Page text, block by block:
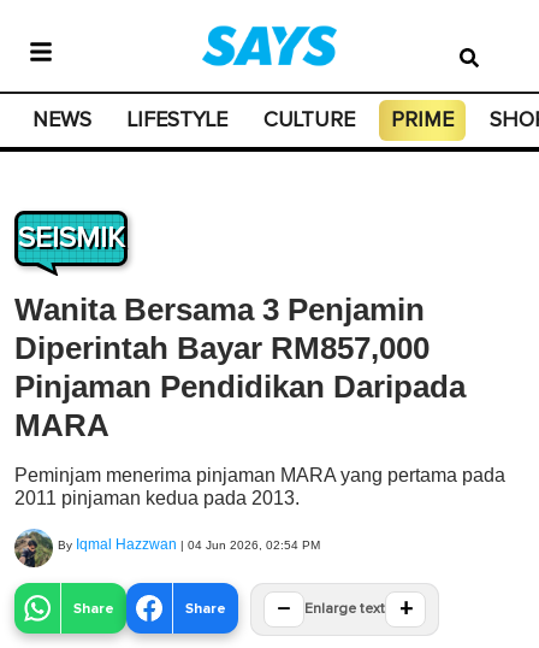
NEWS LIFESTYLE CULTURE PRIME
SEISMIK
Wanita Bersama 3 Penjamin
Diperintah Bayar RM857,000
Pinjaman Pendidikan Daripada
MARA
Peminjam menerima pinjaman MARA yang pertama pada
2011 pinjaman kedua pada 2013.
By Iqmal Hazzwan | 04 Jun 2026, 02:54 PM
Share Share − Enlarge text +